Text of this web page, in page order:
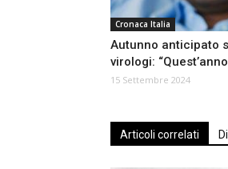
Cronaca Italia
Autunno anticipato
virologi:
15 Settembre 2024
Articoli correlati